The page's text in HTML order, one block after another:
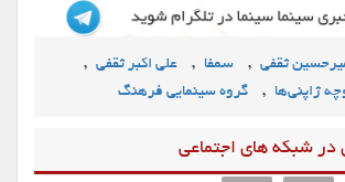
ثقفی , سمفا , علی اکبر ثقفی ,
ژاپنی‌ها , گروه سینمایی فرهنگ
در شبکه های اجتماعی